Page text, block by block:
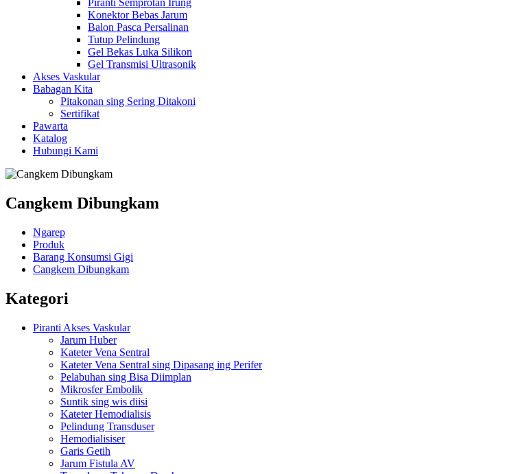
Piranti Semprotan Irung
Konektor Bebas Jarum
Balon Pasca Persalinan
Tutup Pelindung
Gel Bekas Luka Silikon
Gel Transmisi Ultrasonik
Akses Vaskular
Babagan Kita
Pitakonan sing Sering Ditakoni
Sertifikat
Pawarta
Katalog
Hubungi Kami
Cangkem Dibungkam
Ngarep
Produk
Barang Konsumsi Gigi
Cangkem Dibungkam
Kategori
Piranti Akses Vaskular
Jarum Huber
Kateter Vena Sentral
Kateter Vena Sentral sing Dipasang ing Perifer
Pelabuhan sing Bisa Diimplan
Mikrosfer Embolik
Suntik sing wis diisi
Kateter Hemodialisis
Pelindung Transduser
Hemodialisiser
Garis Getih
Jarum Fistula AV